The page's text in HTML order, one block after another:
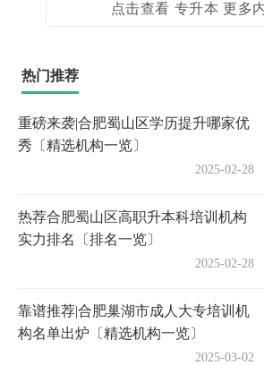
点击查看 专升本 更多
热门推荐
重磅来袭|合肥蜀山区学历提升哪家优
秀〔精选机构一览〕
2025-02-28
热荐合肥蜀山区高职升本科培训机构
实力排名〔排名一览〕
2025-02-28
靠谱推荐|合肥巢湖市成人大专培训机
构名单出炉〔精选机构一览〕
2025-03-02